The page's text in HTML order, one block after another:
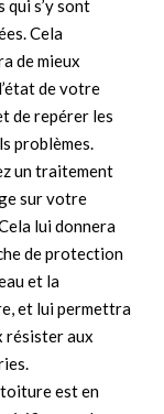
qui s’y sont
Cela
de mieux
de votre
de repérer les
problèmes.
un traitement
sur votre
lui donnera
de protection
et la
et lui permettra
résister aux
est en